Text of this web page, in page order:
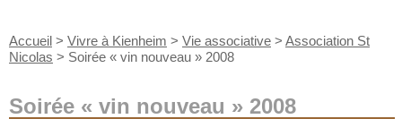
Accueil > Vivre à Kienheim > Vie associative > Association St
Nicolas > Soirée « vin nouveau » 2008
Soirée « vin nouveau » 2008